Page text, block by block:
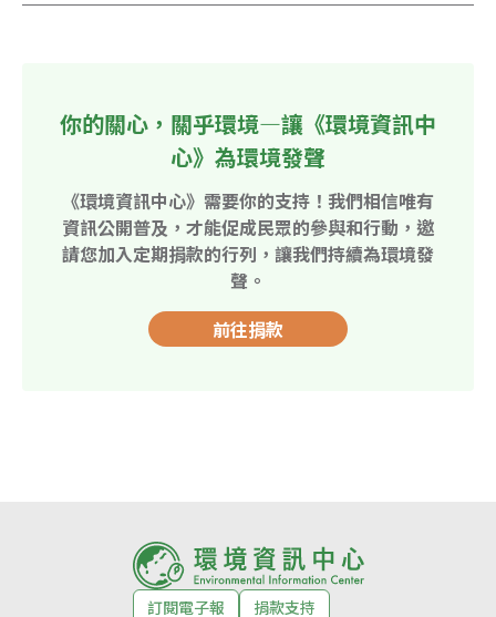
你的關心，關乎環境—讓《環境資訊中
心》為環境發聲
《環境資訊中心》需要你的支持！我們相信唯有
資訊公開普及，才能促成民眾的參與和行動，邀
請您加入定期捐款的行列，讓我們持續為環境發
聲。
前往捐款
訂閱電子報 捐款支持